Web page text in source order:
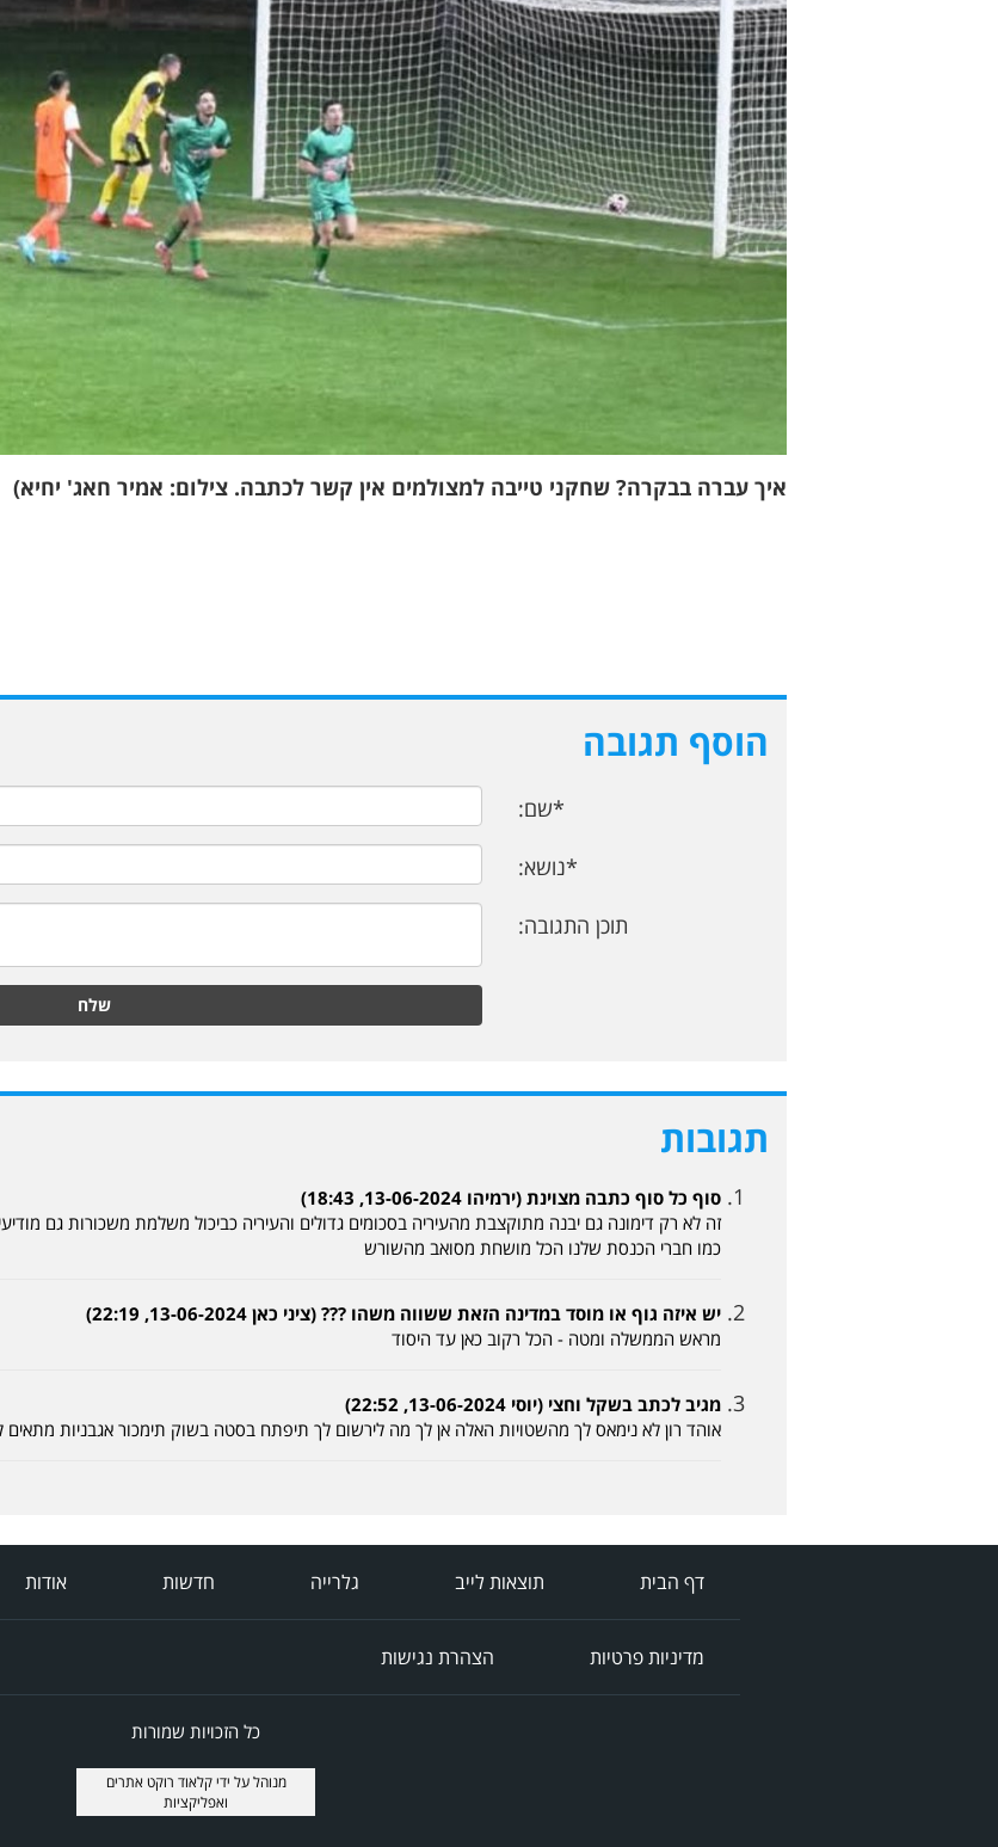
איך עברה בבקרה? שחקני טייבה למצולמים אין קשר לכתבה. צילום: אמיר חאג' יחיא)
הוסף תגובה
*שם:
*נושא:
תוכן התגובה:
שלח
תגובות
סוף כל סוף כתבה מצוינת (ירמיהו 13-06-2024, 18:43)
זה לא רק דימונה גם יבנה מתוקצבת מהעיריה בסכומים גדולים והעיריה כביכול משלמת משכורות גם
כמו חברי הכנסת שלנו הכל מושחת מסואב מהשורש
יש איזה גוף או מוסד במדינה הזאת ששווה משהו ??? (ציני כאן 13-06-2024, 22:19)
מראש הממשלה ומטה - הכל רקוב כאן עד היסוד
מגיב לכתב בשקל וחצי (יוסי 13-06-2024, 22:52)
אוהד רון לא נימאס לך מהשטויות האלה אן לך מה לירשום לך תיפתח בסטה בשוק תימכור אגבניות מתאים
דף הבית תוצאות לייב גלרייה חדשות אודות
מדיניות פרטיות הצהרת נגישות
כל הזכויות שמורות
מנוהל על ידיקלאוד רוקט אתרים
ואפליקציות